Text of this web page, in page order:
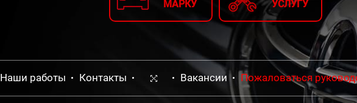
МАРКУ
УСЛУГУ
Наши работы Контакты Вакансии Пожаловаться